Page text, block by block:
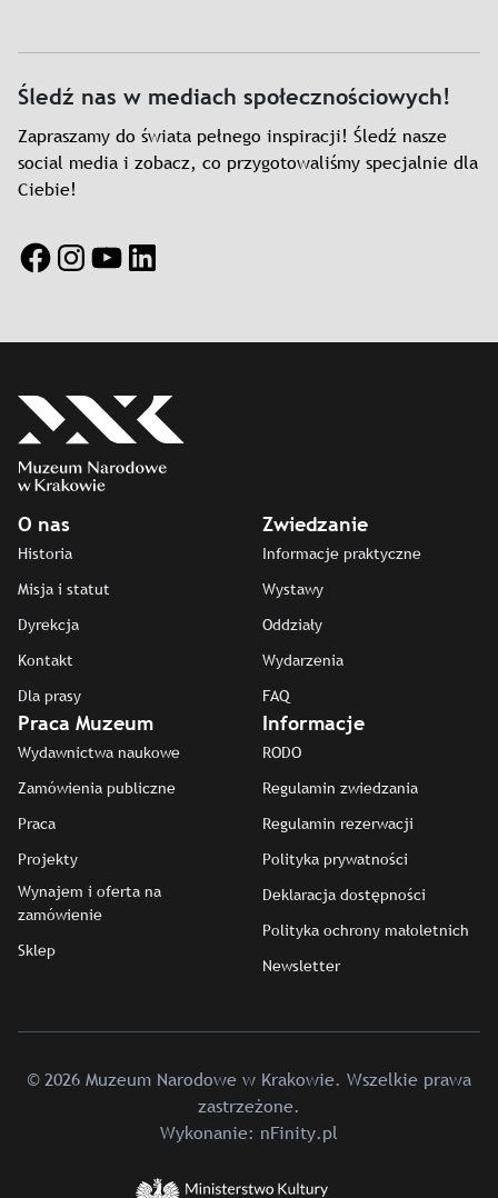
Śledź nas w mediach społecznościowych!
Zapraszamy do świata pełnego inspiracji! Śledź nasze
social media i zobacz, co przygotowaliśmy specjalnie dla
Ciebie!
Facebook
Instagram
YouTube
LinkedIn
O nas
Historia
Misja i statut
Dyrekcja
Kontakt
Dla prasy
Zwiedzanie
Informacje praktyczne
Wystawy
Oddziały
Wydarzenia
FAQ
Praca Muzeum
Wydawnictwa naukowe
Zamówienia publiczne
Praca
Projekty
Wynajem i oferta na
zamówienie
Sklep
Informacje
RODO
Regulamin zwiedzania
Regulamin rezerwacji
Polityka prywatności
Deklaracja dostępności
Polityka ochrony małoletnich
Newsletter
© 2026 Muzeum Narodowe w Krakowie. Wszelkie prawa
zastrzeżone.
Wykonanie: nFinity.pl